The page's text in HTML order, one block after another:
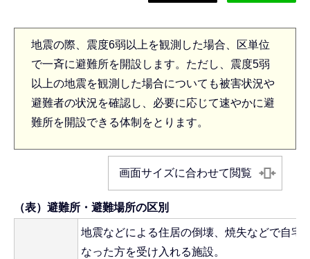
地震の際、震度6弱以上を観測した場合、区単位
で一斉に避難所を開設します。ただし、震度5弱
以上の地震を観測した場合についても被害状況や
避難者の状況を確認し、必要に応じて速やかに避
難所を開設できる体制をとります。
画面サイズに合わせて閲覧
（表）避難所・避難場所の区別
地震などによる住居の倒壊、焼失などで自宅
なった方を受け入れる施設。